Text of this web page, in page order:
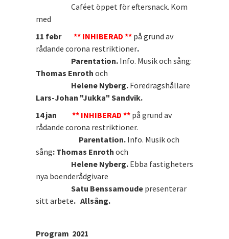
Caféet öppet för eftersnack. Kom
med
11 febr
** INHIBERAD ** på grund av
rådande corona restriktioner.
Parentation. Info. Musik och sång:
Thomas Enroth och
Helene Nyberg. Föredragshållare
Lars-Johan "Jukka" Sandvik.
14 jan ** INHIBERAD ** på grund av
rådande corona restriktioner.
Parentation. Info. Musik och
sång: Thomas Enroth och
Helene Nyberg. Ebba fastigheters
nya boenderådgivare
Satu Benssamoude presenterar
sitt arbete. Allsång.
Program 2021